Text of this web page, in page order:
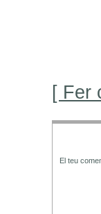
[ Fer
El teu